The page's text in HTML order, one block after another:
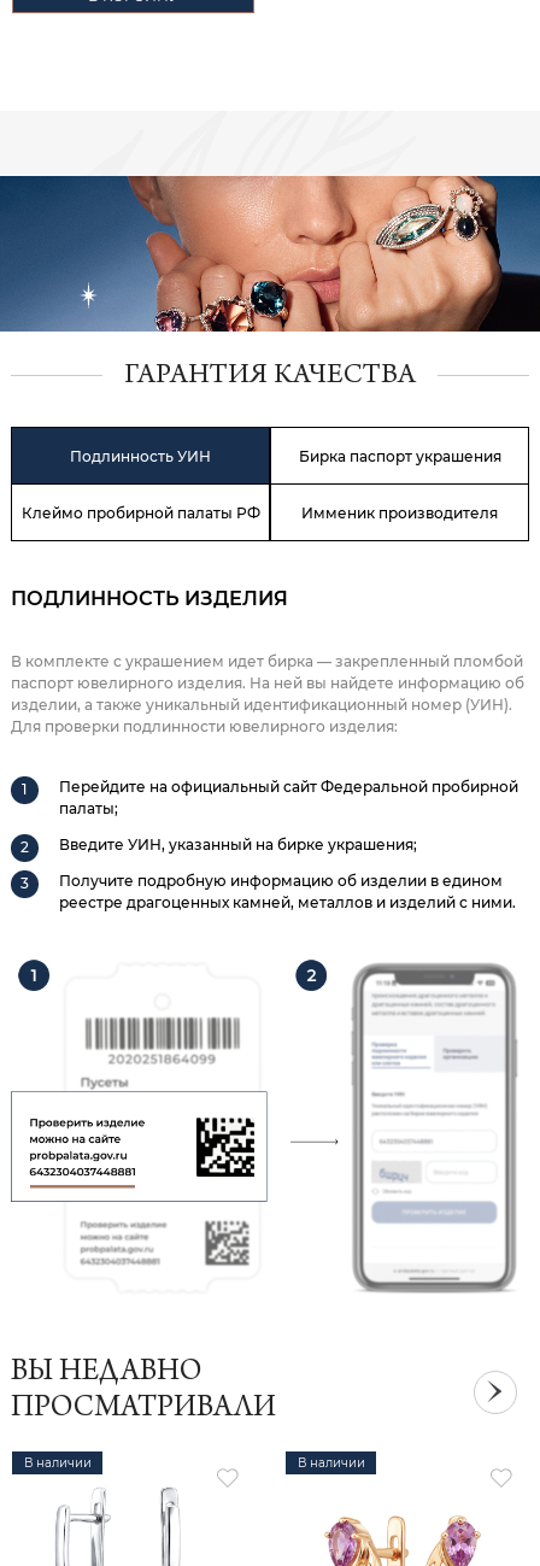
ГАРАНТИЯ КАЧЕСТВА
Подлинность УИН Бирка паспорт украшения
Клеймо пробирной палаты РФ Имменик производителя
ПОДЛИННОСТЬ ИЗДЕЛИЯ
В комплекте с украшением идет бирка — закрепленный пломбой
паспорт ювелирного изделия. На ней вы найдете информацию об
изделии, а также уникальный идентификационный номер (УИН).
Для проверки подлинности ювелирного изделия:
Перейдите на официальный сайт Федеральной пробирной
палаты;
Введите УИН, указанный на бирке украшения;
Получите подробную информацию об изделии в едином
реестре драгоценных камней, металлов и изделий с ними.
ВЫ НЕДАВНО
ПРОСМАТРИВАЛИ
В наличии В наличии